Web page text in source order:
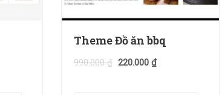
Theme Đồ ăn bbq
990.000₫ 220.000 ₫